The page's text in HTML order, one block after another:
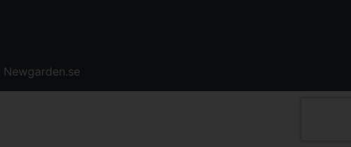
Newgarden.se